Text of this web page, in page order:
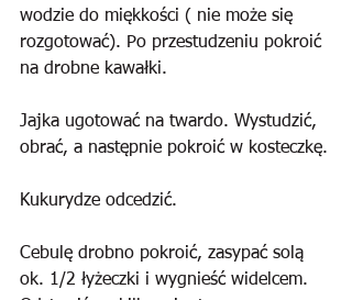
wodzie do miękkości ( nie może się
rozgotować). Po przestudzeniu pokroić
na drobne kawałki.
Jajka ugotować na twardo. Wystudzić,
obrać, a następnie pokroić w kosteczkę.
Kukurydze odcedzić.
Cebulę drobno pokroić, zasypać solą
ok. 1/2 łyżeczki i wygnieść widelcem.